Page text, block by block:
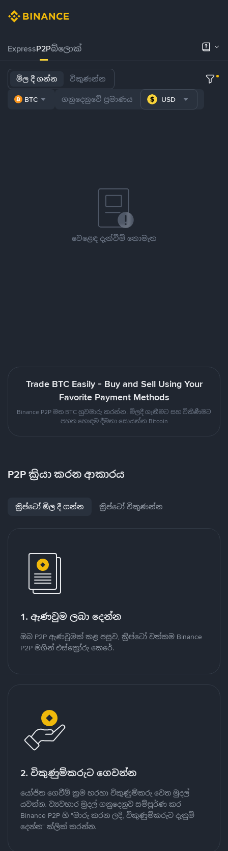
ExpressP2Pබ්ලොක්
මිල දී ගන්න විකුණන්න
BTC USD
වෙළෙඳ දැන්වීම් නොමැත
Trade BTC Easily - Buy and Sell Using Your
Favorite Payment Methods
Binance P2P මත BTC හුවමාරු කරන්න. මිලදී ගැනීමට සහ විකිණීමට
පහත හොඳම දීමනා සොයන්න Bitcoin
P2P ක්‍රියා කරන ආකාරය
ක්‍රිප්ටෝ මිල දී ගන්න ක්‍රිප්ටෝ විකුණන්න
1. ඇණවුම ලබා දෙන්න
ඔබ P2P ඇණවුමක් කළ පසුව, ක්‍රිප්ටෝ වත්කම Binance
P2P මගින් එස්ක්‍රෝරු කෙරේ.
2. විකුණුම්කරුට ගෙවන්න
යෝජිත ගෙවීම් ක්‍රම හරහා විකුණුම්කරු වෙත මුදල්
යවන්න. ව්‍යවහාර මුදල් ගනුදෙනුව සම්පූර්ණ කර
Binance P2P හි "මාරු කරන ලදි, විකුණුම්කරුට දැනුම්
දෙන්න" ක්ලික් කරන්න.